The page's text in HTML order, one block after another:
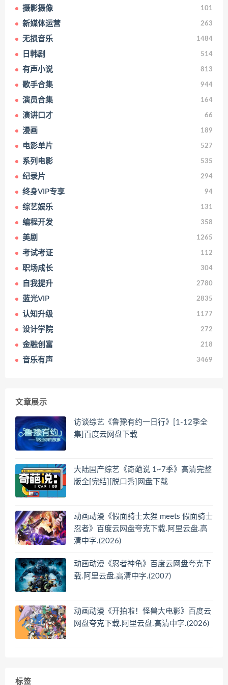
摄影摄像 101
新媒体运营 263
无损音乐 1484
日韩剧 514
有声小说 813
歌手合集 944
演员合集 164
演讲口才 66
漫画 189
电影单片 527
系列电影 535
纪录片 294
终身VIP专享 94
综艺娱乐 131
编程开发 358
美剧 1265
考试考证 112
职场成长 304
自我提升 2780
蓝光VIP 2835
认知升级 1177
设计学院 272
金融创富 218
音乐有声 3469
文章展示
访谈综艺《鲁豫有约一日行》[1-12季全
集]百度云网盘下载
大陆国产综艺《奇葩说 1~7季》高清完整
版全[完结][脱口秀]网盘下载
动画动漫《假面骑士太狸 meets 假面骑士
忍者》百度云网盘夸克下载.阿里云盘.高
清中字.(2026)
动画动漫《忍者神龟》百度云网盘夸克下
载.阿里云盘.高清中字.(2007)
动画动漫《开拍啦！怪兽大电影》百度云
网盘夸克下载.阿里云盘.高清中字.(2026)
标签